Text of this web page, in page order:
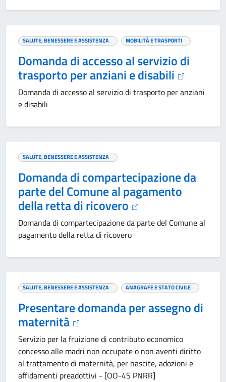
SALUTE, BENESSERE E ASSISTENZA MOBILITÀ E TRASPORTI
Domanda di accesso al servizio di
trasporto per anziani e disabili
Domanda di accesso al servizio di trasporto per anziani
e disabili
SALUTE, BENESSERE E ASSISTENZA
Domanda di compartecipazione da
parte del Comune al pagamento
della retta di ricovero
Domanda di compartecipazione da parte del Comune al
pagamento della retta di ricovero
SALUTE, BENESSERE E ASSISTENZA ANAGRAFE E STATO CIVILE
Presentare domanda per assegno di
maternità
Servizio per la fruizione di contributo economico
concesso alle madri non occupate o non aventi diritto
al trattamento di maternità, per nascite, adozioni e
affidamenti preadottivi - [OO-4S PNRR]